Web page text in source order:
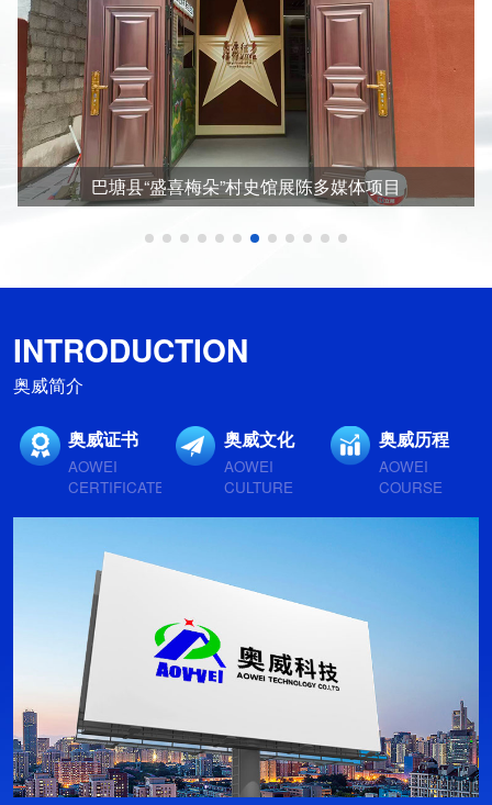
巴塘县“盛喜梅朵”村史馆展陈多媒体项目
INTRODUCTION
奥威简介
奥威证书
AOWEI
CERTIFICATE
奥威文化
AOWEI
CULTURE
奥威历程
AOWEI
COURSE